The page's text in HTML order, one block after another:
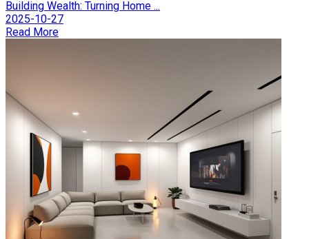
Building Wealth: Turning Home ...
2025-10-27
Read More